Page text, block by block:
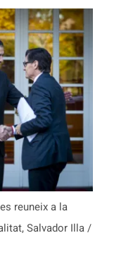
reuneix a la
Salvador Illa /